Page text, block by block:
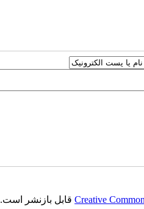
Creativeقابل بازنشر است.